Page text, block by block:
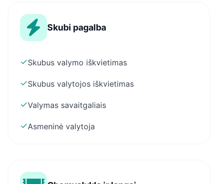
Skubi pagalba
✓Skubus valymo iškvietimas
✓Skubus valytojos iškvietimas
✓Valymas savaitgaliais
✓Asmeninė valytoja